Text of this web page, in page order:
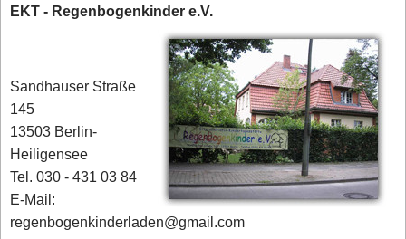
EKT - Regenbogenkinder e.V.
Sandhauser Straße
145
13503 Berlin-
Heiligensee
Tel. 030 - 431 03 84‎
E-Mail:
regenbogenkinderladen@gmail.com